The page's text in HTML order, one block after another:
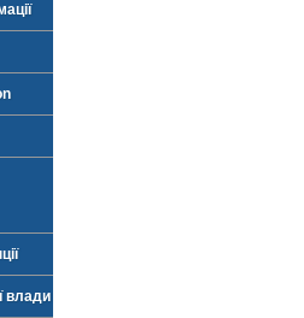
влади